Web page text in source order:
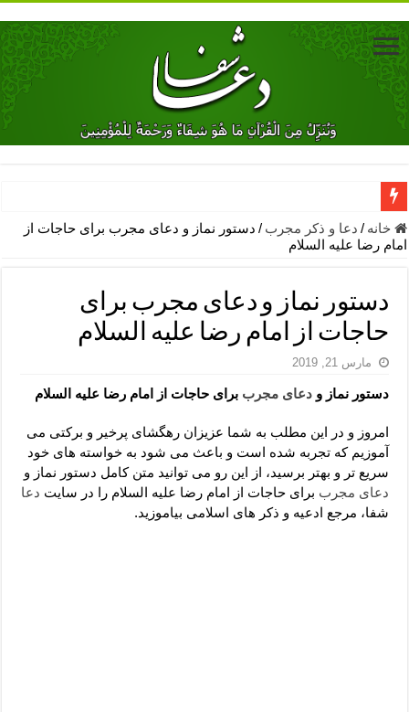
دعای جلب محبت فوری معشوق – دعای جلب محبت شوهر
دعای مشکل گشا برای رفع فقر – ذکرهای روزی‌ بخش
معجزات دعای یا من اظهر الجمیل – دعای یا من اظهر الجمیل برای
مهم ترین اذکار الهی و فضیلت آن ها – ذکر مخصوص مستجاب الدعوه
دعا برای ترس بچه ها در خواب – دعای ترس و بی خوابی کودکان
لا حول ولا قوة الا بالله برای چشم زخم – دعای چشم زخم ماشاالله
دعای قوی رفع ترس – دعای مجرب برای آرامش قلب و رفع اضطراب
دعا برای پولدار شدن در یک روز – دعای ثروت حضرت سلیمان
خانه / دعا و ذکر مجرب / دستور نماز و دعای مجرب برای حاجات از
امام رضا علیه السلام
دستور نماز و دعای مجرب برای
حاجات از امام رضا علیه السلام
مارس 21, 2019
دستور نماز ودعای مجرب برای حاجات از امام رضا علیه السلام
امروز و در این مطلب به شما عزیزان رهگشای پرخیر و برکتی می
آموزیم که تجربه شده است و باعث می شود به خواسته های خود
سریع تر و بهتر برسید، از این رو می توانید متن کامل دستور نماز و
دعای مجرب برای حاجات از امام رضا علیه السلام را در سایت دعا
شفا، مرجع ادعیه و ذکر های اسلامی بیاموزید.